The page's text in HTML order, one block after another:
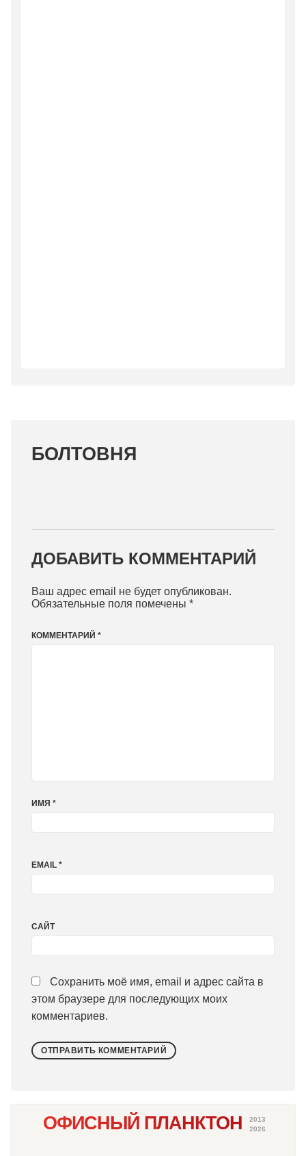
БОЛТОВНЯ
ДОБАВИТЬ КОММЕНТАРИЙ
Ваш адрес email не будет опубликован.
Обязательные поля помечены *
КОММЕНТАРИЙ *
ИМЯ *
EMAIL *
САЙТ
Сохранить моё имя, email и адрес сайта в
этом браузере для последующих моих
комментариев.
ОФИСНЫЙ ПЛАНКТОН
2013
2026